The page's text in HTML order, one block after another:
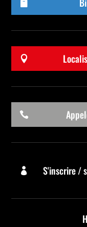



 S'inscrire /